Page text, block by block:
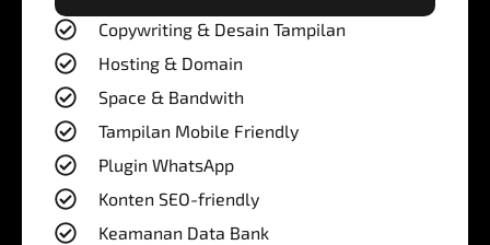
Copywriting & Desain Tampilan
Hosting & Domain
Space & Bandwith
Tampilan Mobile Friendly
Plugin WhatsApp
Konten SEO-friendly
Keamanan Data Bank